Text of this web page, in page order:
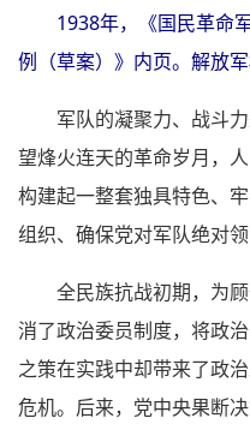
1938年，《国民革命
例（草案）》内页。解放
军队的凝聚力、战斗
望烽火连天的革命岁月，
构建起一整套独具特色、
组织、确保党对军队绝对
全民族抗战初期，为
消了政治委员制度，将政
之策在实践中却带来了政
危机。后来，党中央果断